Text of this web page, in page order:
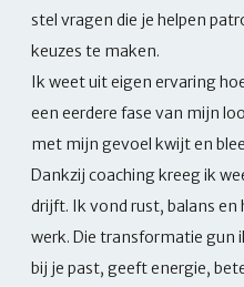
stel vragen die je helpen
keuzes te maken.
Ik weet uit eigen ervaring
een eerdere fase van mijn
met mijn gevoel kwijt en
Dankzij coaching kreeg ik
drijft. Ik vond rust, balans
werk. Die transformatie gun
bij je past, geeft energie,